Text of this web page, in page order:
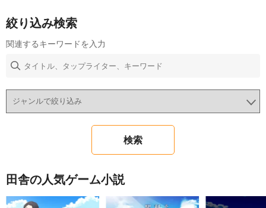
絞り込み検索
関連するキーワードを入力
田舎の人気ゲーム小説